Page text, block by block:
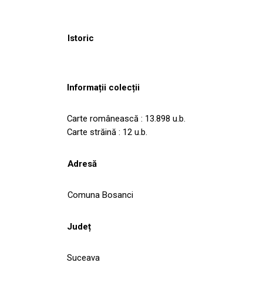
Istoric
Informații colecții
Carte românească : 13.898 u.b.
Carte străină : 12 u.b.
Adresă
Comuna Bosanci
Județ
Suceava